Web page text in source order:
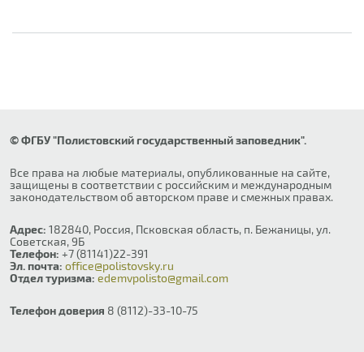
© ФГБУ "Полистовский государственный заповедник".
Все права на любые материалы, опубликованные на сайте,
защищены в соответствии с российским и международным
законодательством об авторском праве и смежных правах.
Адрес: 182840, Россия, Псковская область, п. Бежаницы, ул.
Советская, 9Б
Телефон: +7 (81141)22-391
Эл. почта: office@polistovsky.ru
Отдел туризма: edemvpolisto@gmail.com
Телефон доверия 8 (8112)-33-10-75